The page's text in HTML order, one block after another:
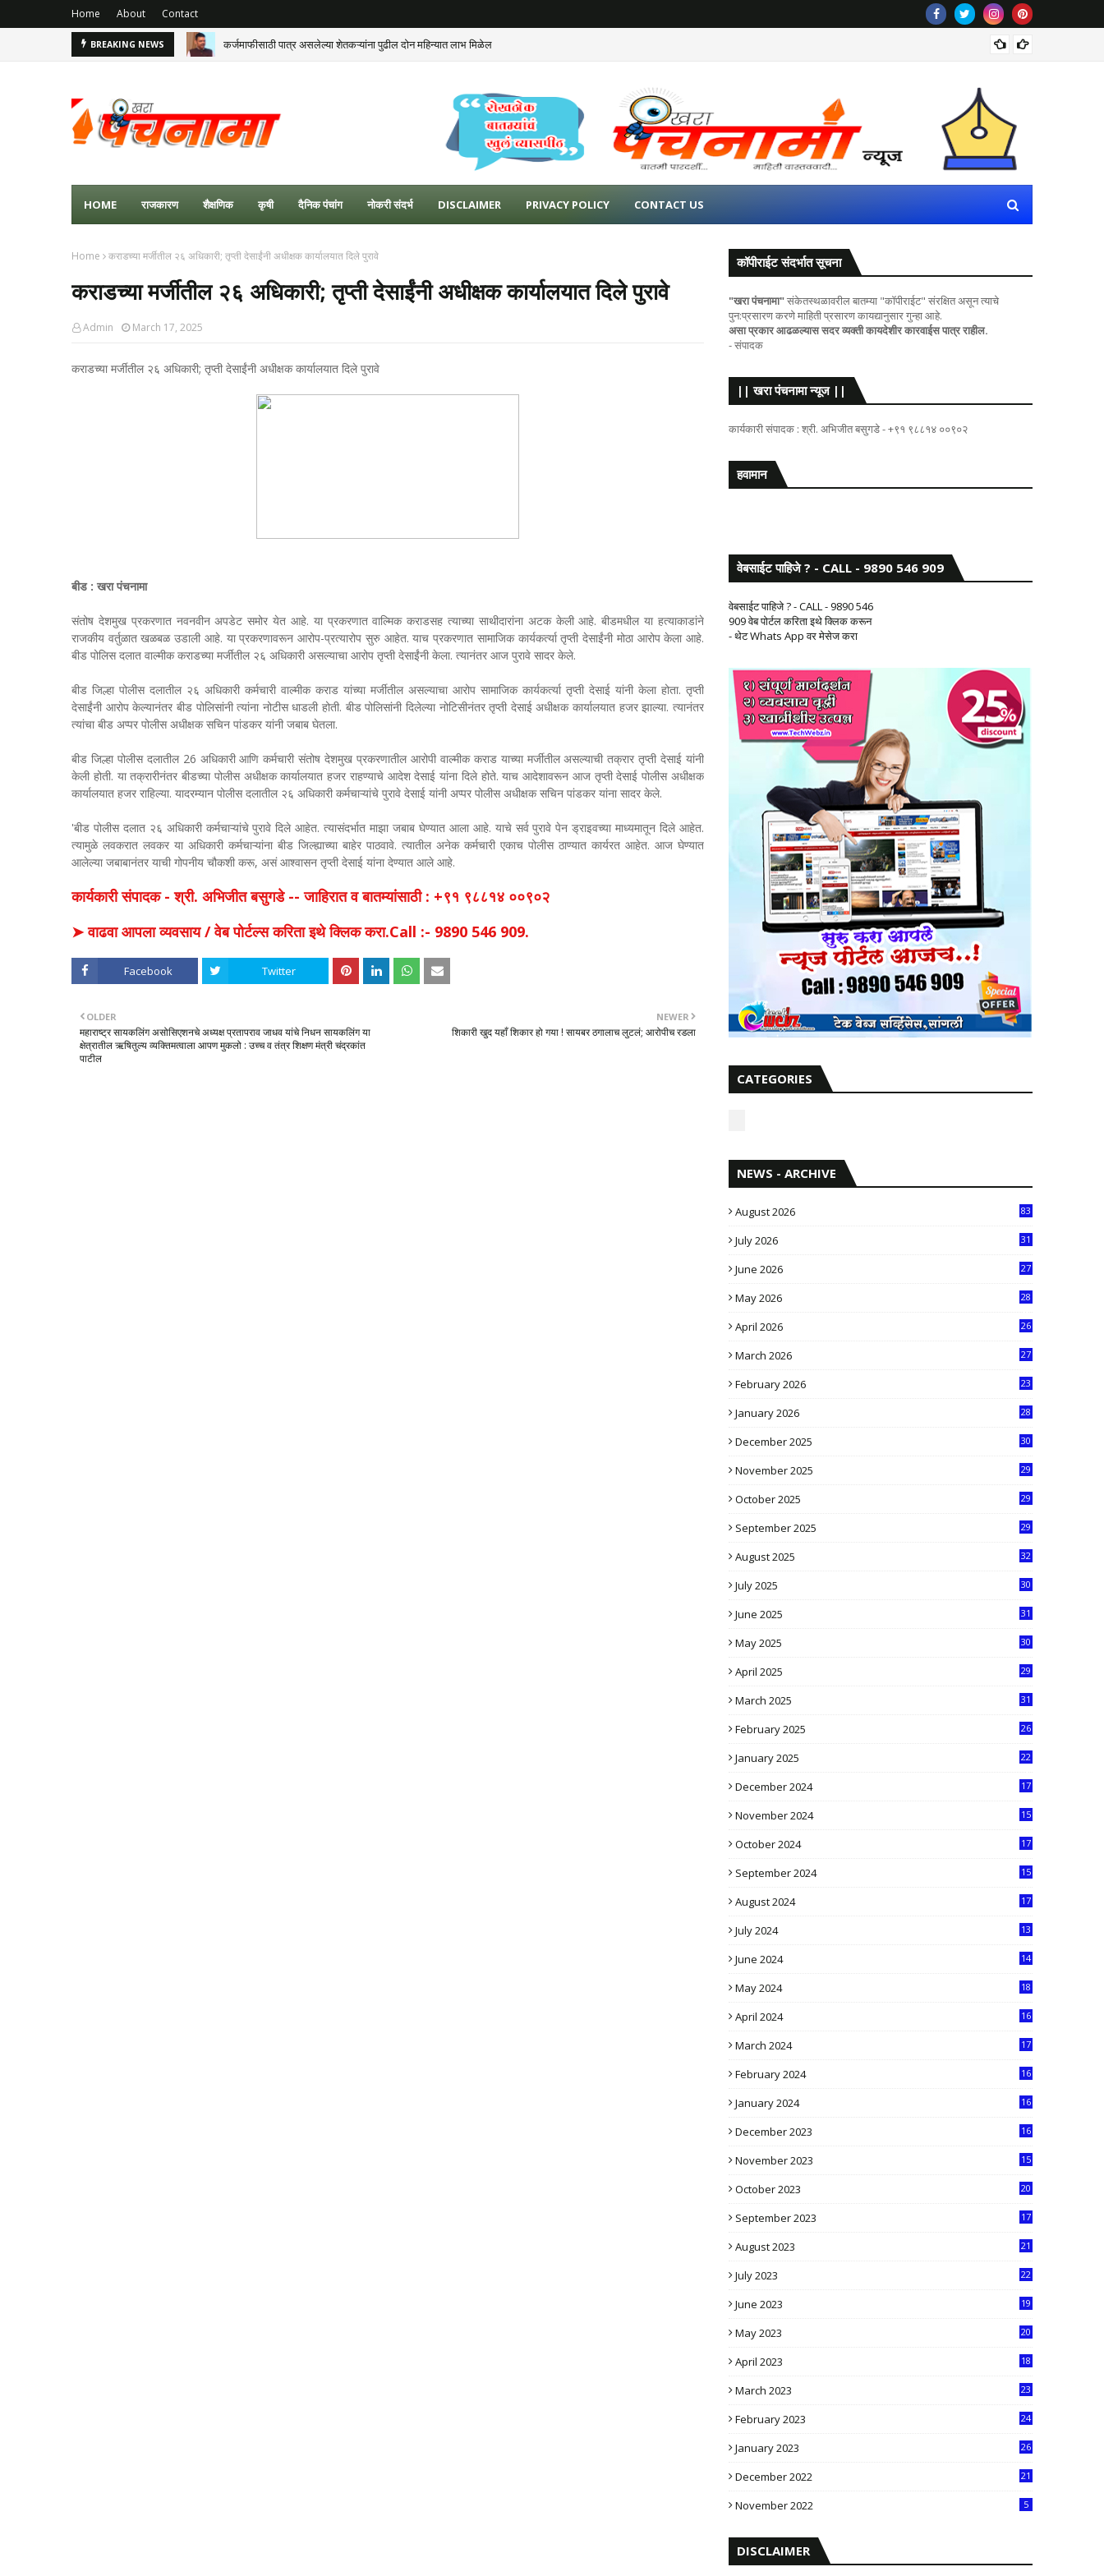
Home About Contact
BREAKING NEWS कर्जमाफीसाठी पात्र असलेल्या शेतकऱ्यांना पुढील दोन महिन्यात लाभ मिळेल
HOME राजकारण शैक्षणिक कृषी दैनिक पंचांग नोकरी संदर्भ DISCLAIMER PRIVACY POLICY CONTACT US
Home कराडच्या मर्जीतील २६ अधिकारी; तृप्ती देसाईंनी अधीक्षक कार्यालयात दिले पुरावे
कराडच्या मर्जीतील २६ अधिकारी; तृप्ती देसाईंनी अधीक्षक कार्यालयात दिले पुरावे
Admin March 17, 2025
कराडच्या मर्जीतील २६ अधिकारी; तृप्ती देसाईंनी अधीक्षक कार्यालयात दिले पुरावे
बीड : खरा पंचनामा
संतोष देशमुख प्रकरणात नवनवीन अपडेट समोर येत आहे. या प्रकरणात वाल्मिक कराडसह त्याच्या साथीदारांना अटक केली आहे. बीडमधील या हत्याकाडांने
राजकीय वर्तुळात खळबळ उडाली आहे. या प्रकरणावरून आरोप-प्रत्यारोप सुरु आहेत. याच प्रकरणात सामाजिक कार्यकर्त्या तृप्ती देसाईंनी मोठा आरोप केला आहे.
बीड पोलिस दलात वाल्मीक कराडच्या मर्जीतील २६ अधिकारी असल्याचा आरोप तृप्ती देसाईंनी केला. त्यानंतर आज पुरावे सादर केले.
बीड जिल्हा पोलीस दलातील २६ अधिकारी कर्मचारी वाल्मीक कराड यांच्या मर्जीतील असल्याचा आरोप सामाजिक कार्यकर्त्या तृप्ती देसाई यांनी केला होता. तृप्ती
देसाईंनी आरोप केल्यानंतर बीड पोलिसांनी त्यांना नोटीस धाडली होती. बीड पोलिसांनी दिलेल्या नोटिसीनंतर तृप्ती देसाई अधीक्षक कार्यालयात हजर झाल्या. त्यानंतर
त्यांचा बीड अप्पर पोलीस अधीक्षक सचिन पांडकर यांनी जबाब घेतला.
बीड जिल्हा पोलीस दलातील 26 अधिकारी आणि कर्मचारी संतोष देशमुख प्रकरणातील आरोपी वाल्मीक कराड याच्या मर्जीतील असल्याची तक्रार तृप्ती देसाई यांनी
केली होती. या तक्रारीनंतर बीडच्या पोलीस अधीक्षक कार्यालयात हजर राहण्याचे आदेश देसाई यांना दिले होते. याच आदेशावरून आज तृप्ती देसाई पोलीस अधीक्षक
कार्यालयात हजर राहिल्या. यादरम्यान पोलीस दलातील २६ अधिकारी कर्मचाऱ्यांचे पुरावे देसाई यांनी अप्पर पोलीस अधीक्षक सचिन पांडकर यांना सादर केले.
'बीड पोलीस दलात २६ अधिकारी कर्मचाऱ्यांचे पुरावे दिले आहेत. त्यासंदर्भात माझा जबाब घेण्यात आला आहे. याचे सर्व पुरावे पेन ड्राइवच्या माध्यमातून दिले आहेत.
त्यामुळे लवकरात लवकर या अधिकारी कर्मचाऱ्यांना बीड जिल्ह्याच्या बाहेर पाठवावे. त्यातील अनेक कर्मचारी एकाच पोलीस ठाण्यात कार्यरत आहेत. आज घेण्यात
आलेल्या जबाबानंतर याची गोपनीय चौकशी करू, असं आश्वासन तृप्ती देसाई यांना देण्यात आले आहे.
कार्यकारी संपादक - श्री. अभिजीत बसुगडे -- जाहिरात व बातम्यांसाठी : +९१ ९८८१४ ००९०२
➤ वाढवा आपला व्यवसाय / वेब पोर्टल्स करिता इथे क्लिक करा.Call :- 9890 546 909.
Facebook Twitter
NEWER
शिकारी खुद यहाँ शिकार हो गया ! सायबर ठगालाच लुटलं; आरोपीच रडला
OLDER
महाराष्ट्र सायकलिंग असोसिएशनचे अध्यक्ष प्रतापराव जाधव यांचे निधन सायकलिंग या
क्षेत्रातील ऋषितुल्य व्यक्तिमत्वाला आपण मुकलो : उच्च व तंत्र शिक्षण मंत्री चंद्रकांत
पाटील
कॉपीराईट संदर्भात सूचना
"खरा पंचनामा"संकेतस्थळावरील बातम्या "कॉपीराईट" संरक्षित असून त्याचे
पुन:प्रसारण करणे माहिती प्रसारण कायद्यानुसार गुन्हा आहे.
असा प्रकार आढळल्यास सदर व्यक्ती कायदेशीर कारवाईस पात्र राहील.
- संपादक
|| खरा पंचनामा न्यूज ||
कार्यकारी संपादक : श्री. अभिजीत बसुगडे - +९१ ९८८१४ ००९०२
हवामान
वेबसाईट पाहिजे ? - CALL - 9890 546 909
वेबसाईट पाहिजे ? - CALL - 9890 546
909 वेब पोर्टल करिता इथे क्लिक करून
- थेट Whats App वर मेसेज करा
CATEGORIES
NEWS - ARCHIVE
August 2026 83
July 2026
31
June 2026
27
May 2026
28
April 2026
26
March 2026
27
February 2026
23
January 2026
28
December 2025
30
November 2025
29
October 2025
29
September 2025
29
August 2025
32
July 2025
30
June 2025
31
May 2025
30
April 2025
29
March 2025
31
February 2025
26
January 2025
22
December 2024
17
November 2024
15
October 2024
17
September 2024
15
August 2024
17
July 2024
13
June 2024
14
May 2024
18
April 2024
16
March 2024
17
February 2024
16
January 2024
16
December 2023
16
November 2023
15
October 2023
20
September 2023
17
August 2023
21
July 2023
22
June 2023
19
May 2023
20
April 2023
18
March 2023
23
February 2023
24
January 2023
26
December 2022
21
November 2022 5
DISCLAIMER